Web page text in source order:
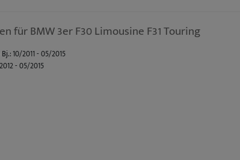
für BMW 3er F30 Limousine F31 Touring
10/2011 - 05/2015
- 05/2015